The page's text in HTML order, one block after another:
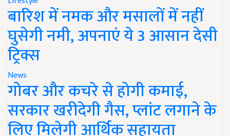
बारिश में नमक और मसालों में नहीं
घुसेगी नमी, अपनाएं ये 3 आसान देसी
ट्रिक्स
News
गोबर और कचरे से होगी कमाई,
सरकार खरीदेगी गैस, प्लांट लगाने के
लिए मिलेगी आर्थिक सहायता